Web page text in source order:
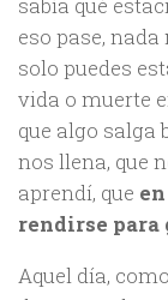
eso pase,
solo puedes
vida o muerte
que algo salga
nos llena, que
aprendí, que
rendirse para
Aquel día,